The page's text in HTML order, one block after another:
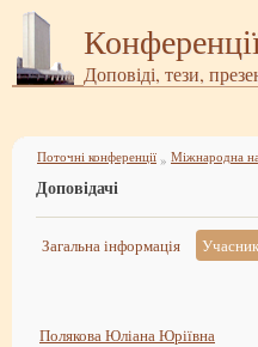
Доповіді, тези,
Поточні конференції »
Доповідачі
Загальна інформація
Полякова Юліана Юріївна